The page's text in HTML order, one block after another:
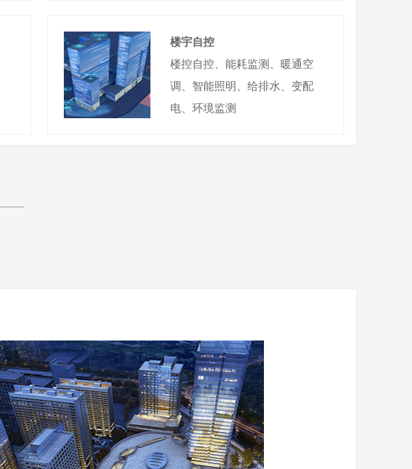
楼宇自控
楼控自控、能耗监测、暖通空
调、智能照明、给排水、变配
电、环境监测